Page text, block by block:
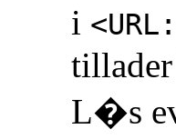
i
L�s